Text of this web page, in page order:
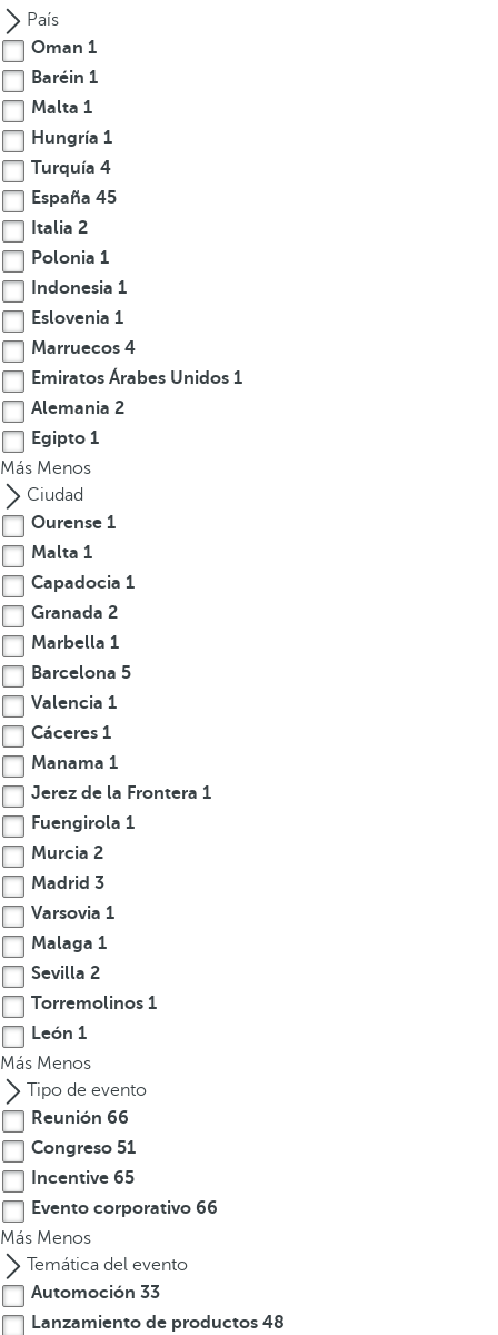
a
n
a
e
m
r
g
e
n
t
e
y
e
f
o
c
o
s
e
m
u
e
v
a
l
a
p
r
i
m
e
a
o
p
c
i
ó
n
.
D
e
p
u
é
s
País
Oman 1
Baréin 1
Malta 1
Hungría 1
Turquía 4
España 45
Italia 2
Polonia 1
Indonesia 1
Eslovenia 1
Marruecos 4
Emiratos Árabes Unidos 1
Alemania 2
Egipto 1
Más Menos
Ciudad
Ourense 1
Malta 1
Capadocia 1
Granada 2
Marbella 1
Barcelona 5
Valencia 1
Cáceres 1
Manama 1
Jerez de la Frontera 1
Fuengirola 1
Murcia 2
Madrid 3
Varsovia 1
Malaga 1
Sevilla 2
Torremolinos 1
León 1
Más Menos
Tipo de evento
Reunión 66
Congreso 51
Incentive 65
Evento corporativo 66
Más Menos
Temática del evento
Automoción 33
Lanzamiento de productos 48